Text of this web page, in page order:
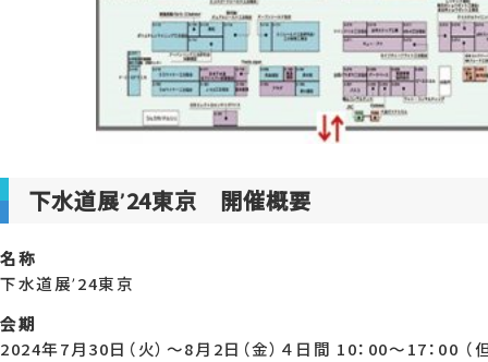
下水道展ʼ24東京 開催概要
名称
下水道展ʼ24東京
会期
2024年7月30日（火）〜8月2日（金）４日間 10：00～17：00 （